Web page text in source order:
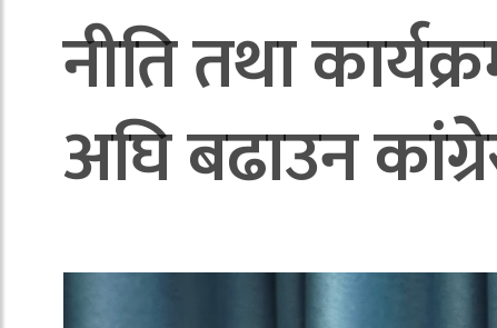
नीति तथा
अघि बढाउन